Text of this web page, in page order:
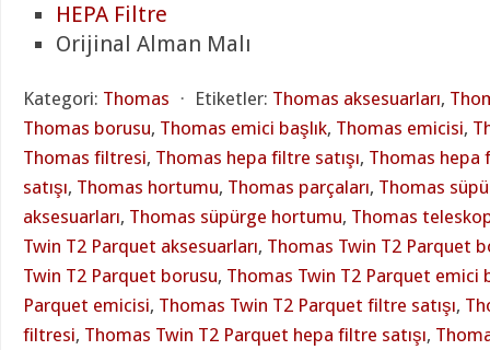
HEPA Filtre
Orijinal Alman Malı
Kategori: Thomas ⋅ Etiketler: Thomas aksesuarları,
Thomas borusu, Thomas emici başlık, Thomas emicisi,
Thomas filtresi, Thomas hepa filtre satışı, Thomas hepa
satışı, Thomas hortumu, Thomas parçaları, Thomas
aksesuarları, Thomas süpürge hortumu, Thomas
Twin T2 Parquet aksesuarları, Thomas Twin T2 Parquet
Twin T2 Parquet borusu, Thomas Twin T2 Parquet emici
Parquet emicisi, Thomas Twin T2 Parquet filtre satışı,
filtresi, Thomas Twin T2 Parquet hepa filtre satışı,